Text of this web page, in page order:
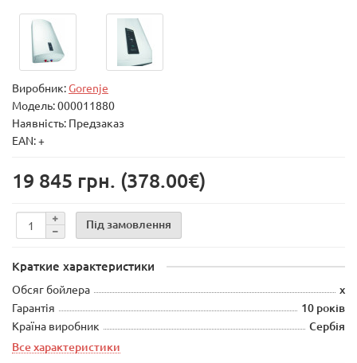
Виробник:Gorenje
Модель:000011880
Наявність: Предзаказ
EAN: +
19 845 грн. (378.00€)
Під замовлення
Краткие характеристики
Обсяг бойлера х
Гарантія 10 років
Країна виробник
Сербія
Все характеристики